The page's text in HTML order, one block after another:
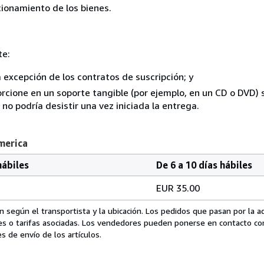
de los bienes.
de los contratos de suscripción; y
en un soporte tangible (por ejemplo, en un CD o DVD)
podría desistir una vez iniciada la entrega.
De 6 a 10 días hábiles
EUR 35.00
el transportista y la ubicación. Los pedidos que pasan por la
o tarifas asociadas. Los vendedores pueden ponerse en contacto
de envío de los artículos.